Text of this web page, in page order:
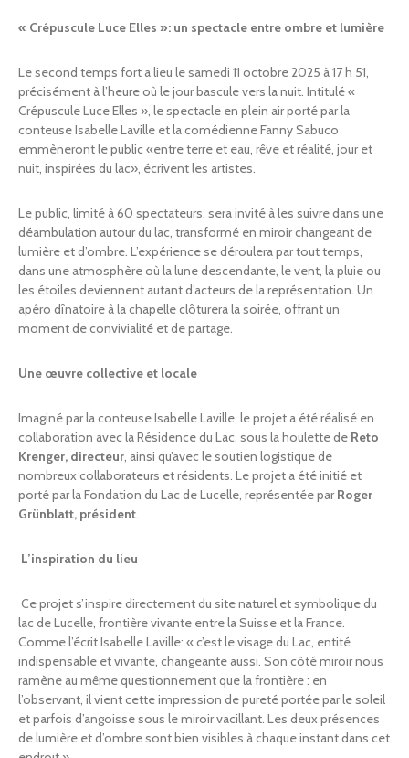
« Crépuscule Luce Elles »: un spectacle entre ombre et lumière
Le second temps fort a lieu le samedi 11 octobre 2025 à 17 h 51,
précisément à l’heure où le jour bascule vers la nuit. Intitulé «
Crépuscule Luce Elles », le spectacle en plein air porté par la
conteuse Isabelle Laville et la comédienne Fanny Sabuco
emmèneront le public «entre terre et eau, rêve et réalité, jour et
nuit, inspirées du lac», écrivent les artistes.
Le public, limité à 60 spectateurs, sera invité à les suivre dans une
déambulation autour du lac, transformé en miroir changeant de
lumière et d’ombre. L’expérience se déroulera par tout temps,
dans une atmosphère où la lune descendante, le vent, la pluie ou
les étoiles deviennent autant d’acteurs de la représentation. Un
apéro dînatoire à la chapelle clôturera la soirée, offrant un
moment de convivialité et de partage.
Une œuvre collective et locale
Imaginé par la conteuse Isabelle Laville, le projet a été réalisé en
collaboration avec la Résidence du Lac, sous la houlette de Reto
Krenger, directeur, ainsi qu’avec le soutien logistique de
nombreux collaborateurs et résidents. Le projet a été initié et
porté par la Fondation du Lac de Lucelle, représentée parRoger
Grünblatt, président.
L’inspiration du lieu
Ce projet s’inspire directement du site naturel et symbolique du
lac de Lucelle, frontière vivante entre la Suisse et la France.
Comme l’écrit Isabelle Laville: « c’est le visage du Lac, entité
indispensable et vivante, changeante aussi. Son côté miroir nous
ramène au même questionnement que la frontière : en
l’observant, il vient cette impression de pureté portée par le soleil
et parfois d’angoisse sous le miroir vacillant. Les deux présences
de lumière et d’ombre sont bien visibles à chaque instant dans cet